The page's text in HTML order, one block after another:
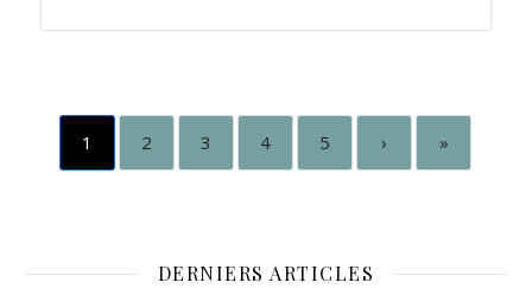
1 2 3 4 5 › »
DERNIERS ARTICLES